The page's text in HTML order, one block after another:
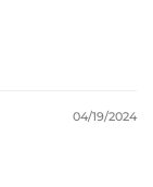
04/19/2024